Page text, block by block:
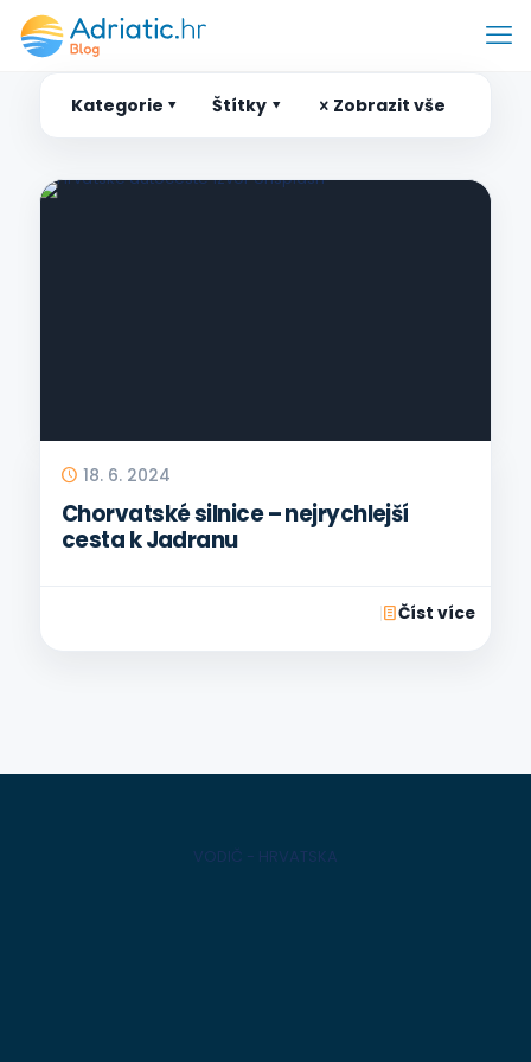
Kategorie Štítky Zobrazit vše
18. 6. 2024
Chorvatské silnice – nejrychlejší
cesta k Jadranu
Číst více
VODIČ - HRVATSKA